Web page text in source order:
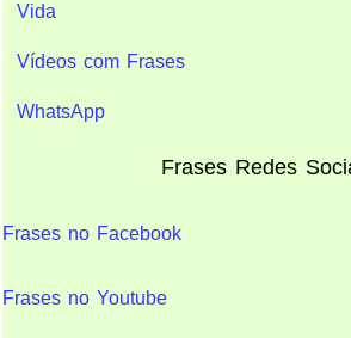
Vida
Vídeos com Frases
WhatsApp
Frases Redes
Frases no Facebook
Frases no Youtube